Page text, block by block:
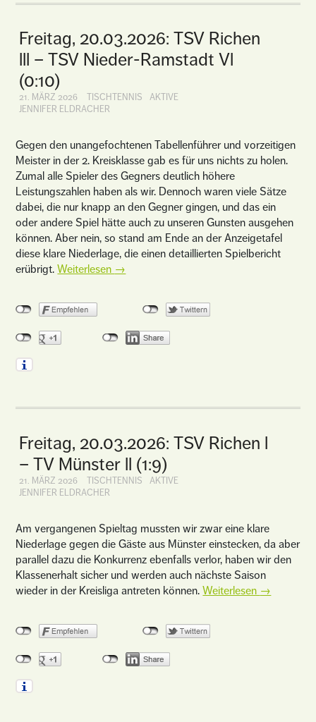
Freitag, 20.03.2026: TSV Richen
lll – TSV Nieder-Ramstadt Vl
(0:10)
21. MÄRZ 2026 TISCHTENNIS
AKTIVE
JENNIFER ELDRACHER
Gegen den unangefochtenen Tabellenführer und vorzeitigen
Meister in der 2. Kreisklasse gab es für uns nichts zu holen.
Zumal alle Spieler des Gegners deutlich höhere
Leistungszahlen haben als wir. Dennoch waren viele Sätze
dabei, die nur knapp an den Gegner gingen, und das ein
oder andere Spiel hätte auch zu unseren Gunsten ausgehen
können. Aber nein, so stand am Ende an der Anzeigetafel
diese klare Niederlage, die einen detaillierten Spielbericht
erübrigt.Weiterlesen →
Freitag, 20.03.2026: TSV Richen l
– TV Münster ll (1:9)
21. MÄRZ 2026 TISCHTENNIS
AKTIVE
JENNIFER ELDRACHER
Am vergangenen Spieltag mussten wir zwar eine klare
Niederlage gegen die Gäste aus Münster einstecken, da aber
parallel dazu die Konkurrenz ebenfalls verlor, haben wir den
Klassenerhalt sicher und werden auch nächste Saison
wieder in der Kreisliga antreten können.Weiterlesen →